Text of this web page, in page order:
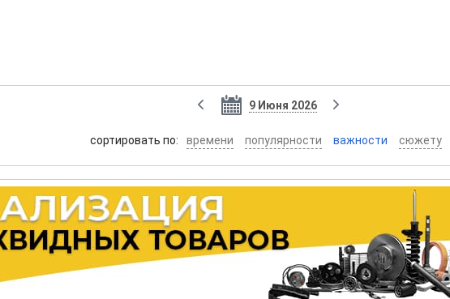
9 Июня 2026
cортировать по: времени популярности важности сюжету